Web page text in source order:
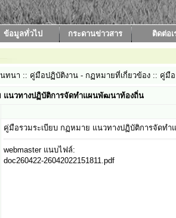
ข้อมูลทั่วไป กระดานข่าวสาร ติดต่อเ
ทนา :: คู่มือปฏิบัติงาน - กฏหมายที่เกี่ยวข้อง :: คู่มื
แนวทางปฏิบัติการจัดทำแผนพัฒนาท้องถิ่น
คู่มือรวมระเบียบ กฏหมาย แนวทางปฏิบัติการจัดท
webmaster แนบไฟล์:
doc260422-26042022151811.pdf